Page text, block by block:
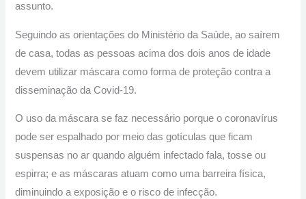
assunto.
Seguindo as orientações do Ministério da Saúde, ao saírem
de casa, todas as pessoas acima dos dois anos de idade
devem utilizar máscara como forma de proteção contra a
disseminação da Covid-19.
O uso da máscara se faz necessário porque o coronavírus
pode ser espalhado por meio das gotículas que ficam
suspensas no ar quando alguém infectado fala, tosse ou
espirra; e as máscaras atuam como uma barreira física,
diminuindo a exposição e o risco de infecção.